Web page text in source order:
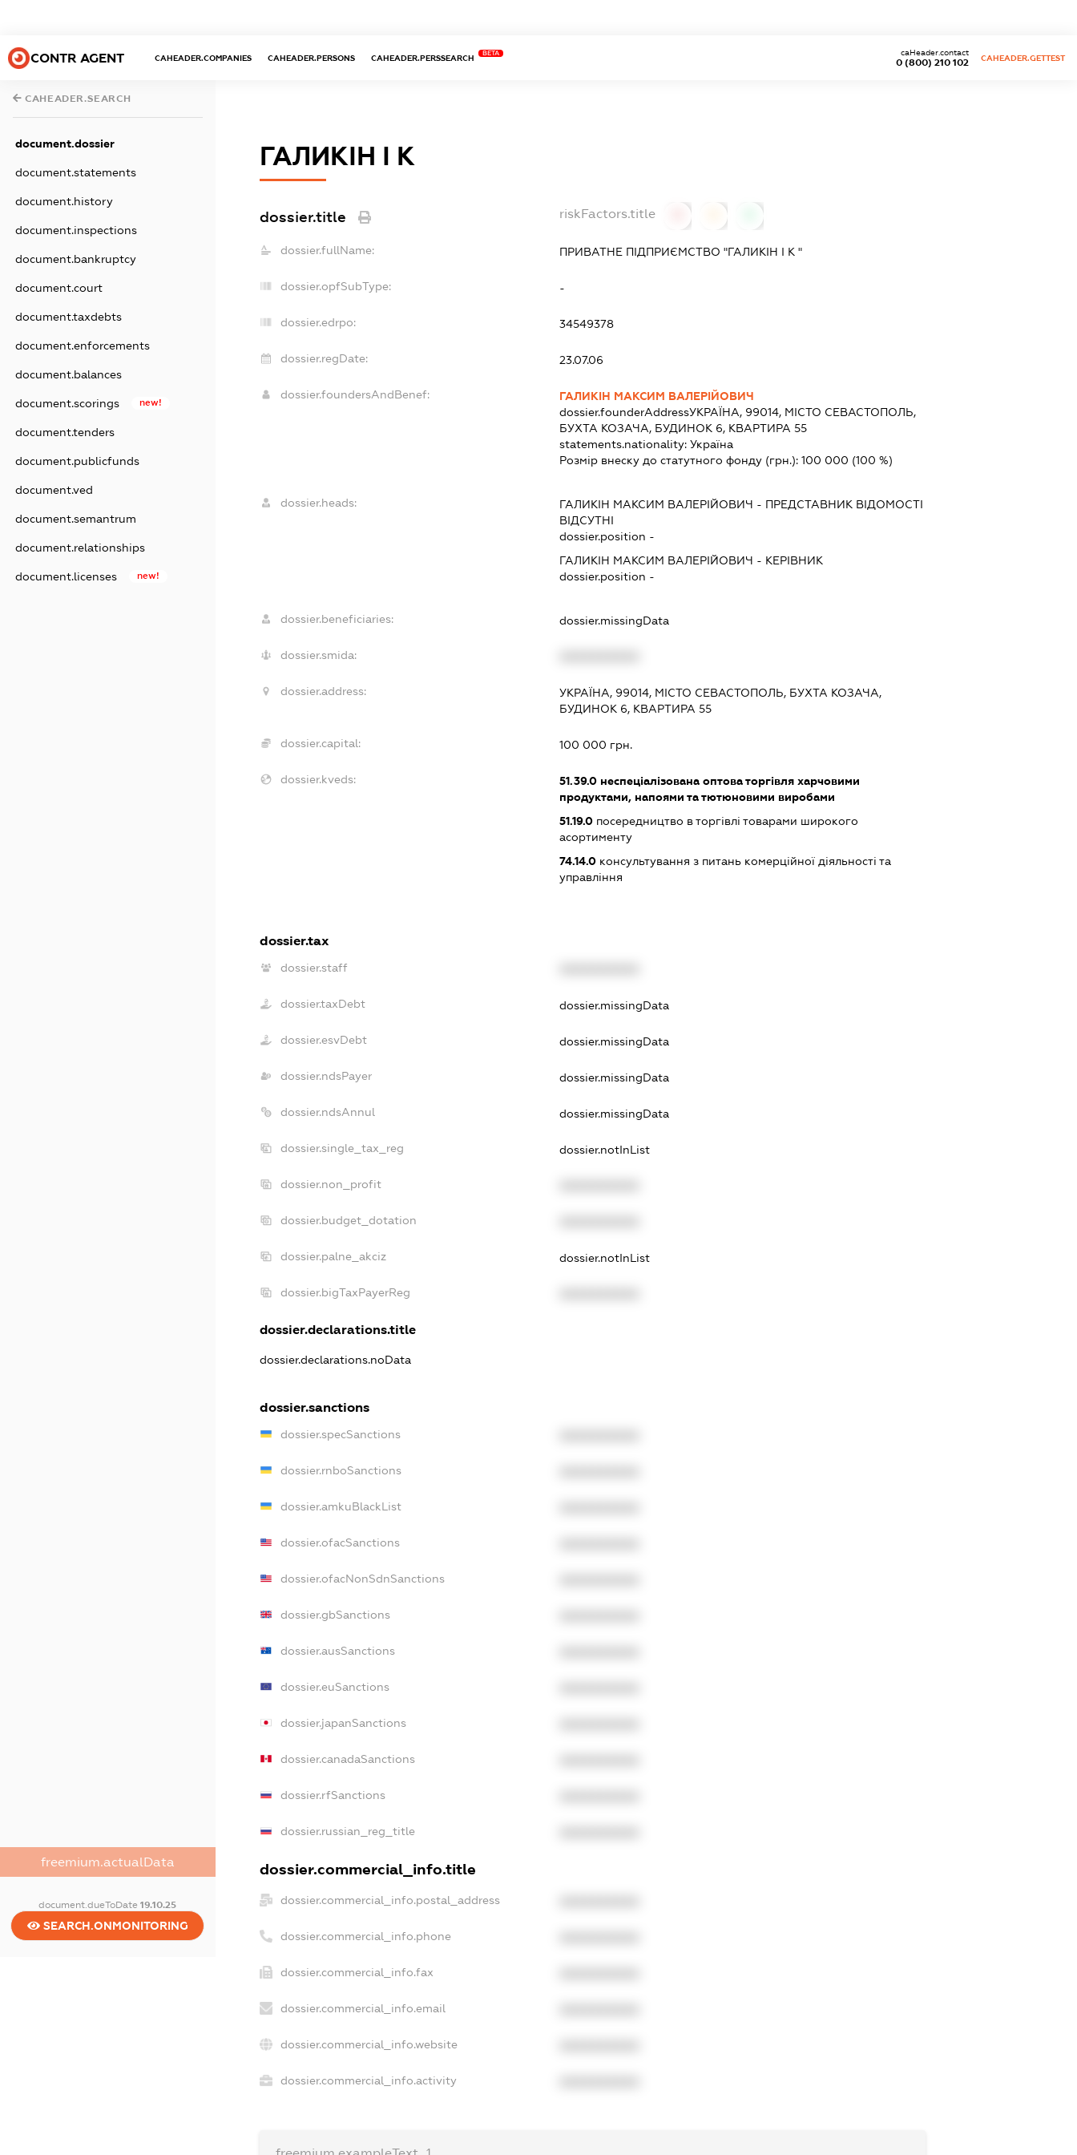
CONTR AGENT CAHEADER.COMPANIES CAHEADER.PERSONS CAHEADER.PERSSEARCH
BETA
0 (800) 210 102
caHeader.contact
CAHEADER.GETTEST
CAHEADER.SEARCH
document.dossier
document.statements
document.history
document.inspections
document.bankruptcy
document.court
document.taxdebts
document.enforcements
document.balances
document.scorings new!
document.tenders
document.publicfunds
document.ved
document.semantrum
document.relationships
document.licenses new!
freemium.actualData
document.dueToDate19.10.25
SEARCH.ONMONITORING
ГАЛИКІН І К
dossier.title riskFactors.title
dossier.fullName: ПРИВАТНЕ ПІДПРИЄМСТВО "ГАЛИКІН І К "
dossier.opfSubType: -
dossier.edrpo: 34549378
dossier.regDate: 23.07.06
dossier.foundersAndBenef:
ГАЛИКІН МАКСИМ ВАЛЕРІЙОВИЧ
dossier.founderAddressУКРАЇНА, 99014, МІСТО СЕВАСТОПОЛЬ,
БУХТА КОЗАЧА, БУДИНОК 6, КВАРТИРА 55
statements.nationality: Україна
Розмір внеску до статутного фонду (грн.): 100 000 (100 %)
dossier.heads: ГАЛИКІН МАКСИМ ВАЛЕРІЙОВИЧ - ПРЕДСТАВНИК ВІДОМОСТІ
ВІДСУТНІ
dossier.position -
ГАЛИКІН МАКСИМ ВАЛЕРІЙОВИЧ - КЕРІВНИК
dossier.position -
dossier.beneficiaries: dossier.missingData
dossier.smida:
dossier.address:
УКРАЇНА, 99014, МІСТО СЕВАСТОПОЛЬ, БУХТА КОЗАЧА,
БУДИНОК 6, КВАРТИРА 55
dossier.capital: 100 000 грн.
dossier.kveds: 51.39.0неспеціалізована оптова торгівля харчовими
продуктами, напоями та тютюновими виробами
51.19.0посередництво в торгівлі товарами широкого
асортименту
74.14.0консультування з питань комерційної діяльності та
управління
dossier.tax
dossier.staff
dossier.taxDebt dossier.missingData
dossier.esvDebt dossier.missingData
dossier.ndsPayer dossier.missingData
dossier.ndsAnnul dossier.missingData
dossier.single_tax_reg dossier.notInList
dossier.non_profit
dossier.budget_dotation
dossier.palne_akciz dossier.notInList
dossier.bigTaxPayerReg
dossier.declarations.title
dossier.declarations.noData
dossier.sanctions
dossier.specSanctions
dossier.rnboSanctions
dossier.amkuBlackList
dossier.ofacSanctions
dossier.ofacNonSdnSanctions
dossier.gbSanctions
dossier.ausSanctions
dossier.euSanctions
dossier.japanSanctions
dossier.canadaSanctions
dossier.rfSanctions
dossier.russian_reg_title
dossier.commercial_info.title
dossier.commercial_info.postal_address
dossier.commercial_info.phone
dossier.commercial_info.fax
dossier.commercial_info.email
dossier.commercial_info.website
dossier.commercial_info.activity